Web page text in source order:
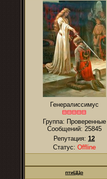
Генералиссимус
Группа: Проверенные
Сообщений: 25845
Репутация: 12
Статус: Offline
птиЦЦо